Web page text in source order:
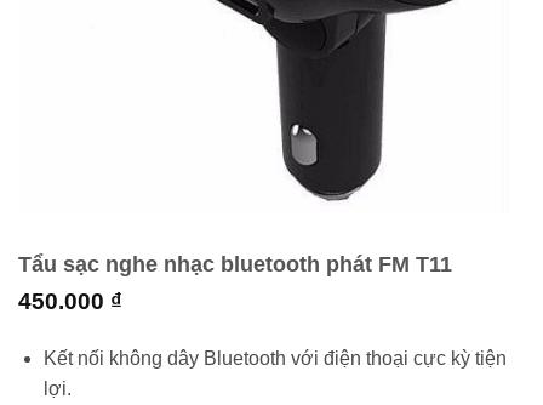
Tẩu sạc nghe nhạc bluetooth phát FM T11
450.000 ₫
Kết nối không dây Bluetooth với điện thoại cực kỳ tiện
lợi.